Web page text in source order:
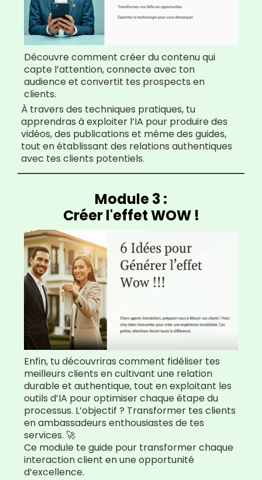
Découvre comment créer du contenu qui
capte l’attention, connecte avec ton
audience et convertit tes prospects en
clients.
À travers des techniques pratiques, tu
apprendras à exploiter l’IA pour produire des
vidéos, des publications et même des guides,
tout en établissant des relations authentiques
avec tes clients potentiels.
Module 3 :
Créer l'effet WOW !
Enfin, tu découvriras comment fidéliser tes
meilleurs clients en cultivant une relation
durable et authentique, tout en exploitant les
outils d’IA pour optimiser chaque étape du
processus. L’objectif ? Transformer tes clients
en ambassadeurs enthousiastes de tes
services. 🚀
Ce module te guide pour transformer chaque
interaction client en une opportunité
d’excellence.